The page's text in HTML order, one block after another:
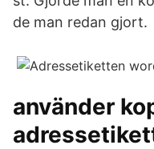
de man redan gjort.
använder